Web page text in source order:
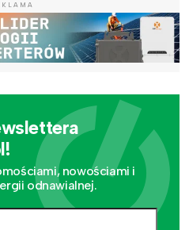
nowościami i
odnawialnej.